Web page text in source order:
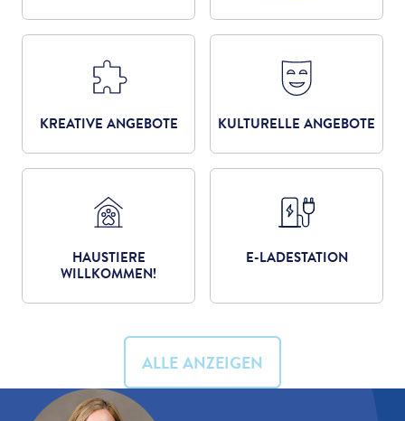
KREATIVE ANGEBOTE KULTURELLE ANGEBOTE
HAUSTIERE
WILLKOMMEN!
E-LADESTATION
ALLE ANZEIGEN